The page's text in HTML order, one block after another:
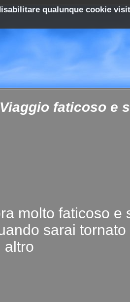
qualunque cookie
Viaggio faticoso e
molto faticoso e
sarai tornato
altro